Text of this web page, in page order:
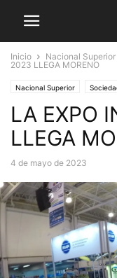
Inicio Nacional Superior
2023 LLEGA MORENO
Nacional Superior
LA EXPO
LLEGA
4 de mayo de 2023